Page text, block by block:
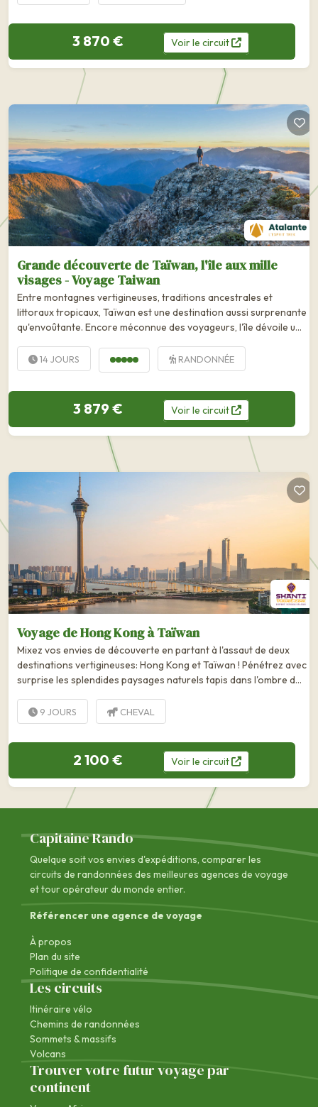
3 870 € Voirle circuit
Grande découverte de Taïwan, l'île aux mille
visages - Voyage Taiwan
Entre montagnes vertigineuses, traditions ancestrales et
littoraux tropicaux, Taïwan est une destination aussi surprenante
qu'envoûtante. Encore méconnue des voyageurs, l'île dévoile une
14 JOURS RANDONNÉE
3 879 € Voirle circuit
Voyage de Hong Kong à Taïwan
Mixez vos envies de découverte en partant à l'assaut de deux
destinations vertigineuses: Hong Kong et Taïwan ! Pénétrez avec
surprise les splendides paysages naturels tapis dans l'ombre de
9 JOURS CHEVAL
2 100 € Voirle circuit
Capitaine Rando
Quelque soit vos envies d'expéditions, comparer les
circuits de randonnées des meilleures agences de voyage
et tour opérateur du monde entier.
Référencer une agence de voyage
À propos
Plan du site
Politique de confidentialité
Les circuits
Itinéraire vélo
Chemins de randonnées
Sommets & massifs
Volcans
Trouver votre futur voyage par
continent